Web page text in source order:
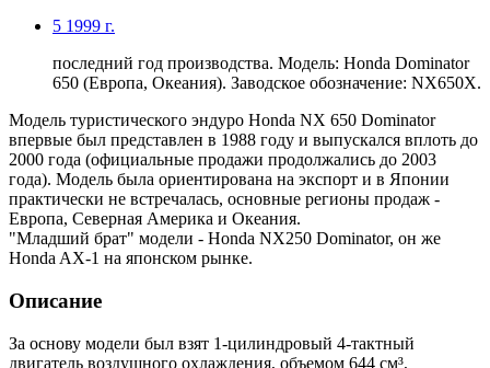
5 1999 г.
последний год производства. Модель: Honda Dominator
650 (Европа, Океания). Заводское обозначение: NX650X.
Модель туристического эндуро Honda NX 650 Dominator
впервые был представлен в 1988 году и выпускался вплоть до
2000 года (официальные продажи продолжались до 2003
года). Модель была ориентирована на экспорт и в Японии
практически не встречалась, основные регионы продаж -
Европа, Северная Америка и Океания.
"Младший брат" модели - Honda NX250 Dominator, он же
Honda AX-1 на японском рынке.
Описание
За основу модели был взят 1-цилиндровый 4-тактный
двигатель воздушного охлаждения, объемом 644 см³,